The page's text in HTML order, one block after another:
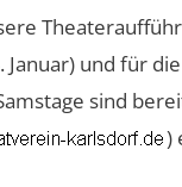
Januar) und für
sind
)